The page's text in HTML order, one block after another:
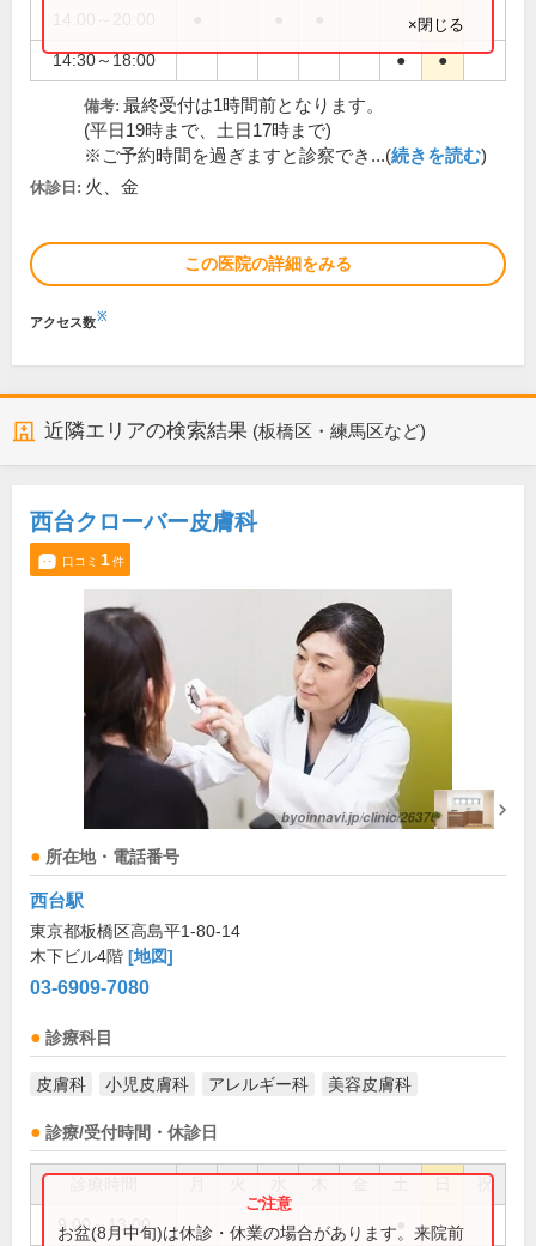
14:30～18:00 ● ●
×閉じる
備考: 最終受付は1時間前となります。
(平日19時まで、土日17時まで)
※ご予約時間を過ぎますと診察でき...(続きを読む)
休診日: 火、金
この医院の詳細をみる
アクセス数※
近隣エリアの検索結果 (板橋区・練馬区など)
西台クローバー皮膚科
口コミ 1件
所在地・電話番号
西台駅
東京都板橋区高島平1-80-14
木下ビル4階 [地図]
03-6909-7080
診療科目
皮膚科 小児皮膚科 アレルギー科 美容皮膚科
診療/受付時間・休診日
祝
9:00～13:00
お盆(8月中旬)は休診・休業の場合があります。来院前